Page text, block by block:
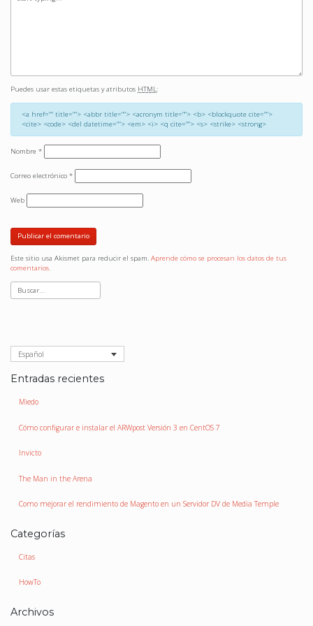
Puedes usar estas etiquetas y atributos HTML:
<a href="" title=""> <abbr title=""> <acronym title=""> <b> <blockquote cite="">
<cite> <code> <del datetime=""> <em> <i> <q cite=""> <s> <strike> <strong>
Nombre *
Correo electrónico *
Web
Este sitio usa Akismet para reducir el spam. Aprende cómo se procesan los datos de tus
comentarios.
Español
Entradas recientes
Miedo
Cómo configurar e instalar el ARWpost Versión 3 en CentOS 7
Invicto
The Man in the Arena
Como mejorar el rendimiento de Magento en un Servidor DV de Media Temple
Categorías
Citas
HowTo
Archivos